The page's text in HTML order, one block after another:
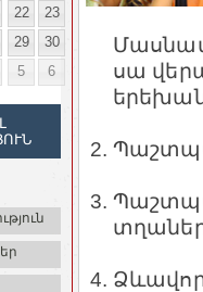
22
23
29
30
5 6
սա